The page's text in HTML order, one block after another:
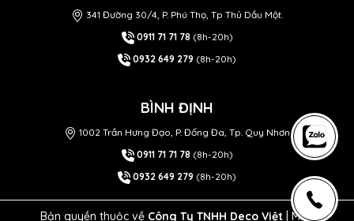
341 Đường 30/4, P. Phú Thọ, Tp Thủ Dầu Một.
0911 71 71 78 (8h-20h)
0932 649 279 (8h-20h)
BÌNH ĐỊNH
1002 Trần Hưng Đạo, P. Đống Đa, Tp. Quy Nhơn
0911 71 71 78 (8h-20h)
0932 649 279 (8h-20h)
Bản quyền thuộc về Công Ty TNHH Deco Việt | MST